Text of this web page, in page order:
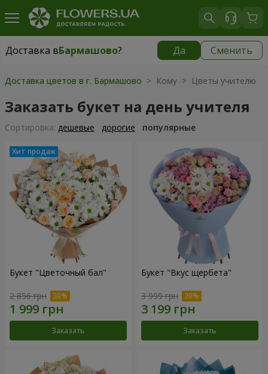
Доставка вБармашово? Да Сменить
Доставка вБармашово|
Доставка цветов в г. Бармашово > Кому > Цветы учителю
Заказать букет на день учителя
Cортировка: дешевые дорогие популярные
Букет "Цветочный бал"
2 856 грн
Заказать
Букет "Вкус щербета"
3 999 грн
Заказать